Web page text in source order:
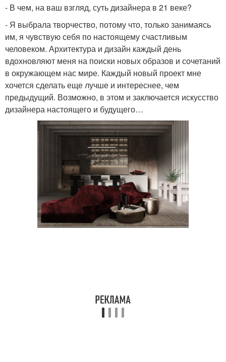
- В чем, на ваш взгляд, суть дизайнера в 21 веке?
- Я выбрала творчество, потому что, только занимаясь
им, я чувствую себя по настоящему счастливым
человеком. Архитектура и дизайн каждый день
вдохновляют меня на поиски новых образов и сочетаний
в окружающем нас мире. Каждый новый проект мне
хочется сделать еще лучше и интереснее, чем
предыдущий. Возможно, в этом и заключается искусство
дизайнера настоящего и будущего…